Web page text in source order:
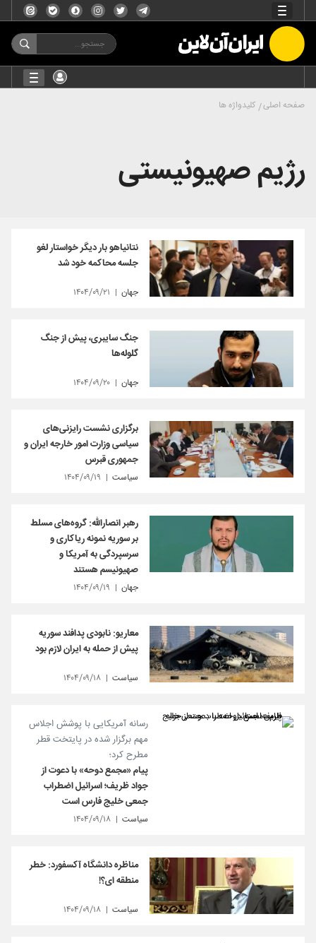
صفحه اصلی کلیدواژه ها
رژیم صهیونیستی
نتانیاهو بار دیگر خواستار لغو
جلسه محاکمه خود شد
جهان ۱۴۰۴/۰۹/۲۱
جنگ سایبری، پیش از جنگ
گلوله‌ها
جهان ۱۴۰۴/۰۹/۲۰
برگزاری نشست رایزنی‌های
سیاسی وزارت امور خارجه ایران و
جمهوری قبرس
سیاست ۱۴۰۴/۰۹/۱۹
رهبر انصارالله: گروه‌های مسلط
بر سوریه نمونه ریاکاری و
سرسپردگی به آمریکا و
صهیونیسم هستند
جهان ۱۴۰۴/۰۹/۱۹
معاریو: نابودی پدافند سوریه
پیش از حمله به ایران لازم بود
سیاست ۱۴۰۴/۰۹/۱۸
رسانه آمریکایی با پوشش اجلاس
مهم برگزار شده در پایتخت قطر
مطرح کرد؛
پیام «مجمع دوحه» با دعوت از
جواد ظریف؛ اسرائیل اضطراب
جمعی خلیج فارس است
سیاست ۱۴۰۴/۰۹/۱۸
مناظره دانشگاه آکسفورد: خطر
منطقه ای؟!
سیاست ۱۴۰۴/۰۹/۱۸